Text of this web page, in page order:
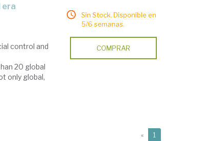
era
control and
20 global
only global,
Sin Stock. Disponible en
5/6 semanas.
COMPRAR
« 1